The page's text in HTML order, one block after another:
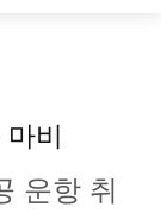
비
운항 취